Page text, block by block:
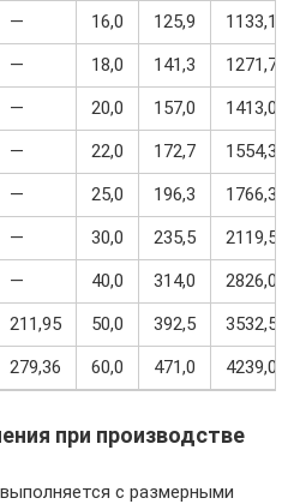
— 16,0 125,9
1133,1
— 18,0 141,3
1271,7
— 20,0 157,0
1413,0
— 22,0 172,7
1554,3
— 25,0 196,3
1766,3
— 30,0 235,5
2119,5
— 40,0 314,0
2826,0
211,95 50,0 392,5
3532,5
279,36 60,0 471,0 4239,0
при производстве
с размерными